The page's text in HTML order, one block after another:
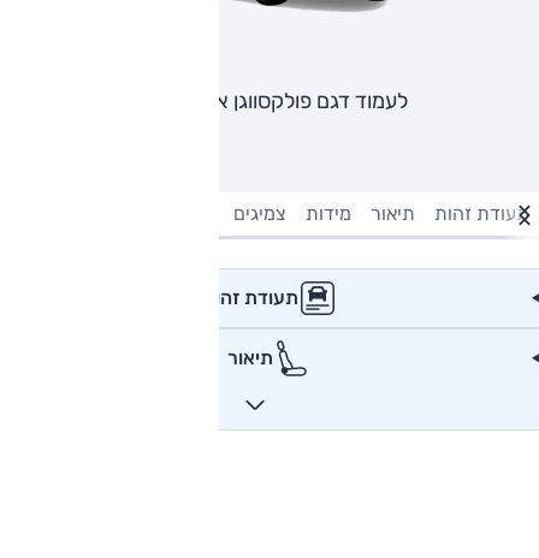
לעמוד דגם פולקסווגן אמארוק
תעודת זהות תיאור מידות צמיגים
תעודת זהות
תיאור